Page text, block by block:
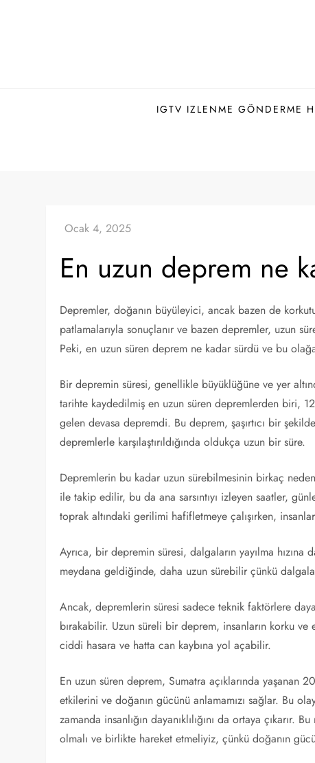
IGTV IZLENME GÖNDERME
En uzun deprem ne
Depremler, doğanın büyüleyici, ancak bazen de
patlamalarıyla sonuçlanır ve bazen depremler, uzun
Peki, en uzun süren deprem ne kadar sürdü ve bu
Bir depremin süresi, genellikle büyüklüğüne ve yer
tarihte kaydedilmiş en uzun süren depremlerden biri,
gelen devasa depremdi. Bu deprem, şaşırtıcı bir
depremlerle karşılaştırıldığında oldukça uzun bir süre.
Depremlerin bu kadar uzun sürebilmesinin birkaç
ile takip edilir, bu da ana sarsıntıyı izleyen saatler,
toprak altındaki gerilimi hafifletmeye çalışırken,
Ayrıca, bir depremin süresi, dalgaların yayılma
meydana geldiğinde, daha uzun sürebilir çünkü
Ancak, depremlerin süresi sadece teknik faktörlere
bırakabilir. Uzun süreli bir deprem, insanların korku
ciddi hasara ve hatta can kaybına yol açabilir.
En uzun süren deprem, Sumatra açıklarında yaşanan
etkilerini ve doğanın gücünü anlamamızı sağlar. Bu
zamanda insanlığın dayanıklılığını da ortaya çıkarır.
olmalı ve birlikte hareket etmeliyiz, çünkü doğanın gücü